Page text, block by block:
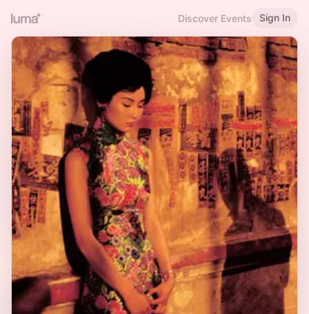
Discover Events Sign In